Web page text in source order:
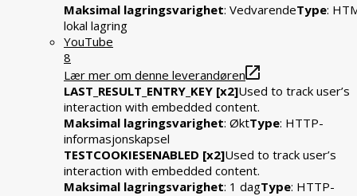
Maksimal lagringsvarighet: VedvarendeType:
lokal lagring
YouTube
8
Lær mer om denne leverandøren
LAST_RESULT_ENTRY_KEY [x2]Used to track user’s
interaction with embedded content.
Maksimal lagringsvarighet: ØktType: HTTP-
informasjonskapsel
TESTCOOKIESENABLED [x2]Used to track user’s
interaction with embedded content.
Maksimal lagringsvarighet: 1 dagType: HTTP-